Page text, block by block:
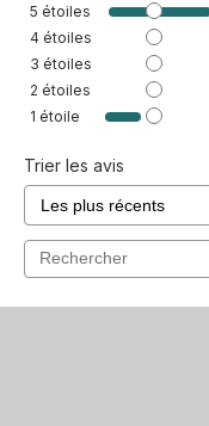
Avec un poids de
13" (2020) est
parfaitement aux
études. Ce
également livré
tranquillité d'esprit
maintenant le
de Recommerce et
puissant et fiable à
5 étoiles
4 étoiles
3 étoiles
2 étoiles
1 étoile
Trier les avis